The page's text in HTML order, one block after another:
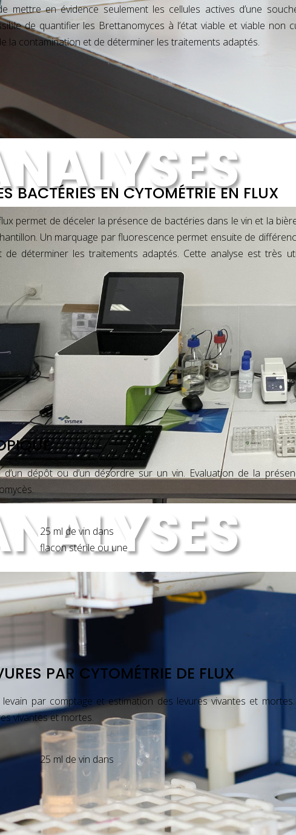
mettre en évidence seulement les cellules actives d’une
de quantifier les Brettanomyces à l’état viable et viable
la contamination et de déterminer les traitements adaptés.
flacon stérile ou
bouteille conditionnée
1 jour
BACTÉRIES EN CYTOMÉTRIE EN FLUX
permet de déceler la présence de bactéries dans le vin et la
Un marquage par fluorescence permet ensuite de
de déterminer les traitements adaptés. Cette analyse est très
25 ml de vin dans
flacon stérile ou
bouteille conditionnée
1 jour
dépôt ou d’un désordre sur un vin. Evaluation de la
25 ml de vin dans
flacon stérile ou une
2 jours
PAR CYTOMÉTRIE DE FLUX
levain par comptage et estimation des levures vivantes et
vivantes et mortes.
25 ml de vin dans
flacon stérile ou une
bouteille conditionnée
1 jours